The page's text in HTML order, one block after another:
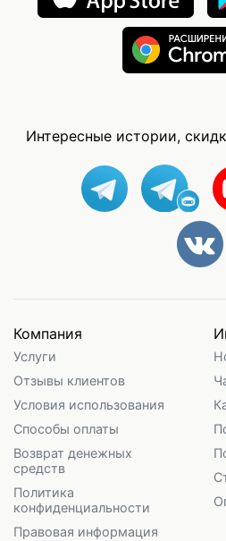
Интересные истории,
Компания
Услуги
Отзывы клиентов
Условия использования
Способы оплаты
Возврат денежных
средств
Политика
конфиденциальности
Правовая информация